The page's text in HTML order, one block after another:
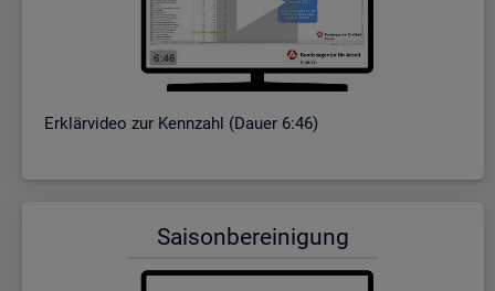
Er­klär­vi­deo zur Kenn­zahl (Dauer 6:46)
Sai­son­be­rei­ni­gung